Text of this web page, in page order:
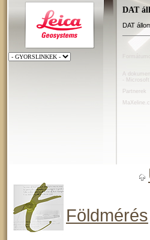
DAT
DAT
A
-
Partnerek
Földmérés